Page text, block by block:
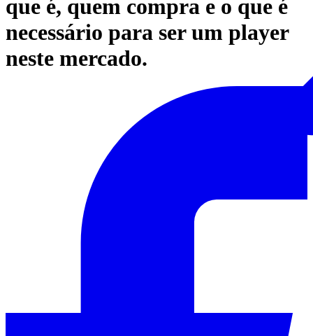
que é, quem compra e o que é
necessário para ser um player
neste mercado.